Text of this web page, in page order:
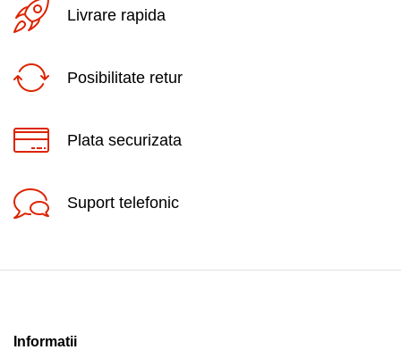
Livrare rapida
Posibilitate retur
Plata securizata
Suport telefonic
Informatii